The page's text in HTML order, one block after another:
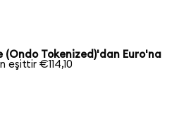
(Ondo Tokenized)'dan Euro'na
eşittir €114,10